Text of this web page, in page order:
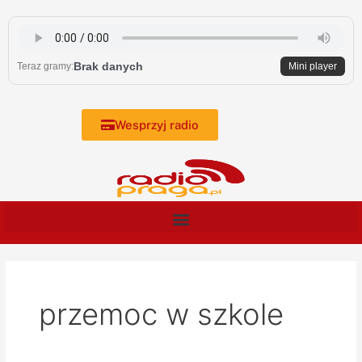
content
Teraz gramy:Brak danych Mini player
Wesprzyj radio
przemoc w szkole